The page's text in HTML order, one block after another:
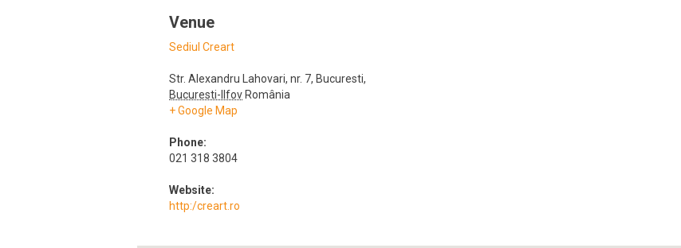
Venue
Sediul Creart
Str. Alexandru Lahovari, nr. 7, Bucuresti,
Bucuresti-IlfovRomânia
+ Google Map
Phone:
021 318 3804
Website:
http:/creart.ro